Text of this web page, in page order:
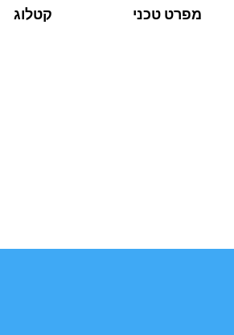
מפרט טכני קטלוג